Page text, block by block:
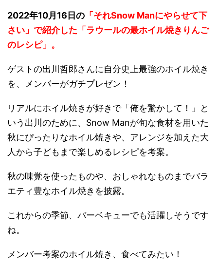
2022年10月16日の 「それSnow Manにやらせて下
さい」で紹介した「ラウールの最ホイル焼きりんご
のレシピ」。
ゲストの出川哲郎さんに自分史上最強のホイル焼き
を、メンバーがガチプレゼン！
リアルにホイル焼きが好きで「俺を驚かして！」と
いう出川のために、Snow Manが旬な食材を用いた
秋にぴったりなホイル焼きや、アレンジを加えた大
人から子どもまで楽しめるレシピを考案。
秋の味覚を使ったものや、おしゃれなものまでバラ
エティ豊なホイル焼きを披露。
これからの季節、バーベキューでも活躍しそうです
ね。
メンバー考案のホイル焼き、食べてみたい！